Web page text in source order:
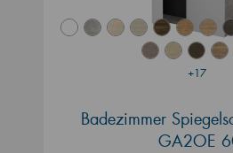
+17
Badezimmer
GA2OE